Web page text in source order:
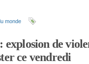
monde
explosion de
ce vendredi